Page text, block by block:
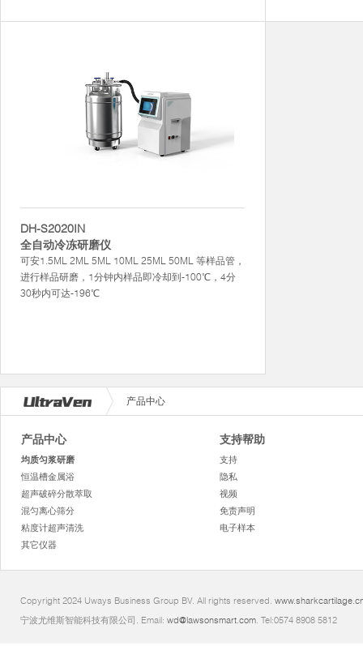
DH-S2020IN
全自动冷冻研磨仪
可安1.5ML 2ML 5ML 10ML 25ML 50ML 等样品管，
进行样品研磨，1分钟内样品即冷却到-100℃，4分
30秒内可达-196℃
产品中心
产品中心
均质匀浆研磨
恒温槽金属浴
超声破碎分散萃取
混匀离心筛分
粘度计超声清洗
其它仪器
支持帮助
支持
隐私
视频
免责声明
电子样本
Copyright 2024 Uways Business Group BV. All rights reserved.
宁波尤维斯智能科技有限公司. Email: wd@lawsonsmart.com. Tel:0574 8908 5812